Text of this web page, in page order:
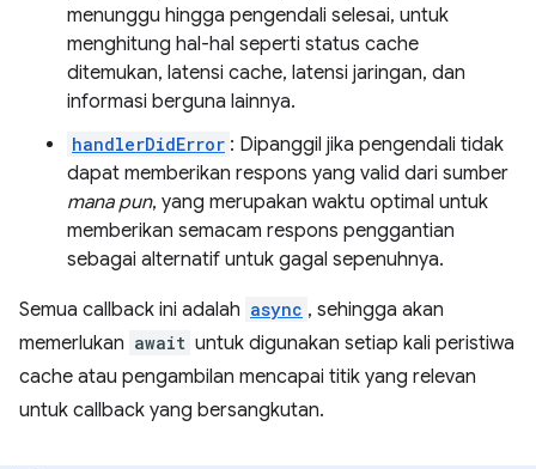
menunggu hingga pengendali selesai, untuk
menghitung hal-hal seperti status cache
ditemukan, latensi cache, latensi jaringan, dan
informasi berguna lainnya.
handlerDidError : Dipanggil jika pengendali tidak
dapat memberikan respons yang valid dari sumber
mana pun, yang merupakan waktu optimal untuk
memberikan semacam respons penggantian
sebagai alternatif untuk gagal sepenuhnya.
Semua callback ini adalah async , sehingga akan
memerlukan await untuk digunakan setiap kali peristiwa
cache atau pengambilan mencapai titik yang relevan
untuk callback yang bersangkutan.